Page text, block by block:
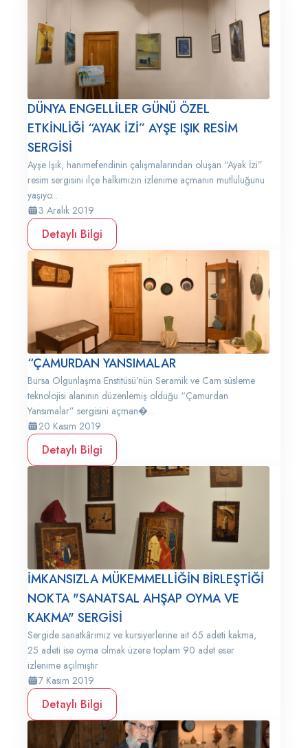
DÜNYA ENGELLİLER GÜNÜ ÖZEL
ETKİNLİĞİ “AYAK İZİ” AYŞE IŞIK RESİM
SERGİSİ
Ayşe Işık, hanımefendinin çalışmalarından oluşan “Ayak İzi”
resim sergisini ilçe halkımızın izlenime açmanın mutluluğunu
yaşıyo...
3 Aralık 2019
Detaylı Bilgi
“ÇAMURDAN YANSIMALAR
Bursa Olgunlaşma Enstitüsü’nün Seramik ve Cam süsleme
teknolojisi alanının düzenlemiş olduğu “Çamurdan
Yansımalar” sergisini açman�...
20 Kasım 2019
Detaylı Bilgi
İMKANSIZLA MÜKEMMELLİĞİN BİRLEŞTİĞİ
NOKTA "SANATSAL AHŞAP OYMA VE
KAKMA" SERGİSİ
Sergide sanatkârımız ve kursiyerlerine ait 65 adeti kakma,
25 adeti ise oyma olmak üzere toplam 90 adet eser
izlenime açılmıştır
7 Kasım 2019
Detaylı Bilgi